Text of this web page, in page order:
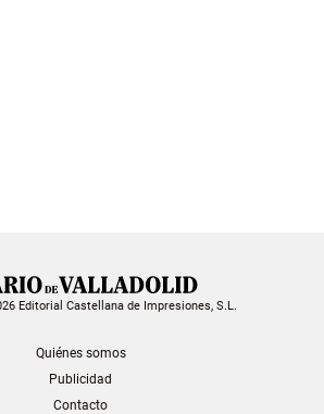
Editorial Castellana de Impresiones, S.L.
Quiénes somos
Publicidad
Contacto